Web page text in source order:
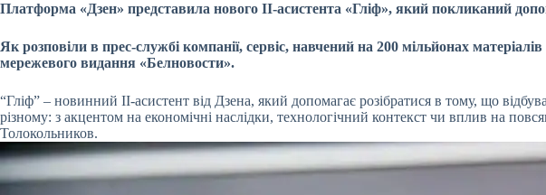
Платформа «Дзен» представила нового ІІ-асистента «Гліф», який покликаний
Як розповіли в прес-службі компанії, сервіс, навчений на 200 мільйонах
мережевого видання «Белновости».
“Гліф” – новинний ІІ-асистент від Дзена, який допомагає розібратися в тому, що
різному: з акцентом на економічні наслідки, технологічний контекст чи вплив на
Толокольников.